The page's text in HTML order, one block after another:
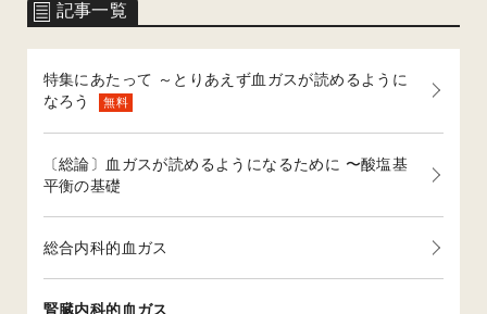
記事一覧
特集にあたって ～とりあえず血ガスが読めるように
なろう
無料
〔総論〕血ガスが読めるようになるために 〜酸塩基
平衡の基礎
総合内科的血ガス
腎臓内科的血ガス